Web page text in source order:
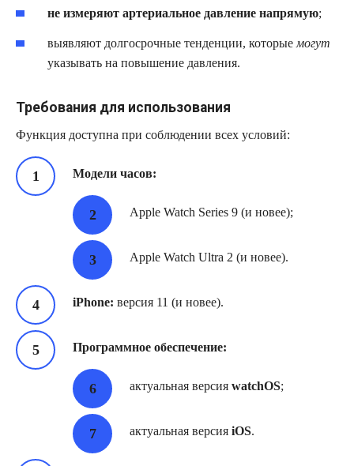
не измеряют артериальное давление напрямую;
выявляют долгосрочные тенденции, которые могут
указывать на повышение давления.
Требования для использования
Функция доступна при соблюдении всех условий:
Модели часов:
Apple Watch Series 9 (и новее);
Apple Watch Ultra 2 (и новее).
iPhone: версия 11 (и новее).
Программное обеспечение:
актуальная версия watchOS;
актуальная версия iOS.